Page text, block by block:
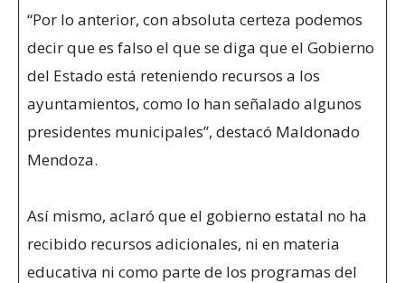
“Por lo anterior, con absoluta certeza podemos
decir que es falso el que se diga que el Gobierno
del Estado está reteniendo recursos a los
ayuntamientos, como lo han señalado algunos
presidentes municipales”, destacó Maldonado
Mendoza.
Así mismo, aclaró que el gobierno estatal no ha
recibido recursos adicionales, ni en materia
educativa ni como parte de los programas del